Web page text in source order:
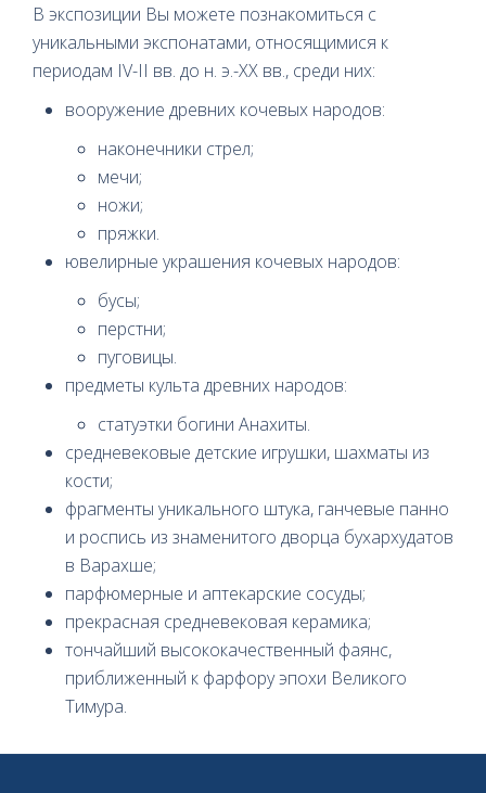
В экспозиции Вы можете познакомиться с
уникальными экспонатами, относящимися к
периодам IV-II вв. до н. э.-XX вв., среди них:
вооружение древних кочевых народов:
наконечники стрел;
мечи;
ножи;
пряжки.
ювелирные украшения кочевых народов:
бусы;
перстни;
пуговицы.
предметы культа древних народов:
статуэтки богини Анахиты.
средневековые детские игрушки, шахматы из
кости;
фрагменты уникального штука, ганчевые панно
и роспись из знаменитого дворца бухархудатов
в Варахше;
парфюмерные и аптекарские сосуды;
прекрасная средневековая керамика;
тончайший высококачественный фаянс,
приближенный к фарфору эпохи Великого
Тимура.